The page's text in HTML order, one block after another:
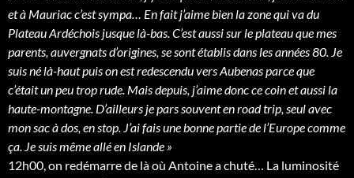
et à Mauriac c’est sympa… En fait j’aime bien la zone qui va du
Plateau Ardéchois jusque là-bas. C’est aussi sur le plateau que mes
parents, auvergnats d’origines, se sont établis dans les années 80. Je
suis né là-haut puis on est redescendu vers Aubenas parce que
c’était un peu trop rude. Mais depuis, j’aime donc ce coin et aussi la
haute-montagne. D’ailleurs je pars souvent en road trip, seul avec
mon sac à dos, en stop. J’ai fais une bonne partie de l’Europe comme
ça. Je suis même allé en Islande »
12h00, on redémarre de là où Antoine a chuté… La luminosité